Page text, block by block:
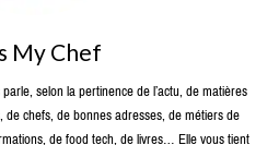
My Chef
selon la pertinence de l’actu, de matières
chefs, de bonnes adresses, de métiers de
de food tech, de livres… Elle vous tient